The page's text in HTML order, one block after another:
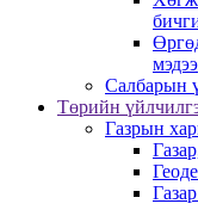
мэдээ
Салбарын
Төрийн
Газрын